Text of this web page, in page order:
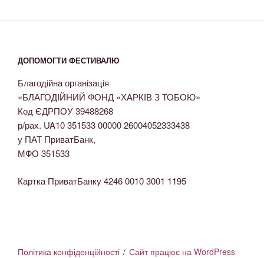
ДОПОМОГТИ ФЕСТИВАЛЮ
Благодійна організація
«БЛАГОДІЙНИЙ ФОНД «ХАРКІВ З ТОБОЮ»
Код ЄДРПОУ 39488268
р/рах. UA10 351533 00000 26004052333438
у ПАТ ПриватБанк,
МФО 351533
Картка ПриватБанку 4246 0010 3001 1195
Політика конфіденційності Сайт працює на WordPress